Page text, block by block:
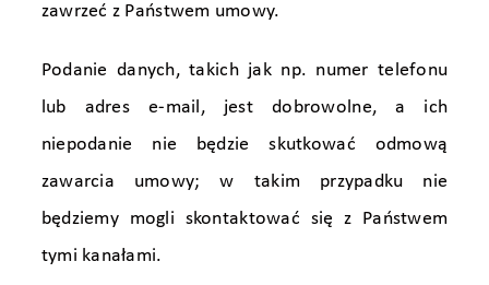
zawrzeć z Państwem umowy.
Podanie danych, takich jak np. numer telefonu
lub adres e-mail, jest dobrowolne, a ich
niepodanie nie będzie skutkować odmową
zawarcia umowy; w takim przypadku nie
będziemy mogli skontaktować się z Państwem
tymi kanałami.